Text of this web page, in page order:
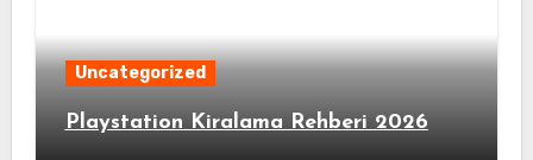
Uncategorized
Playstation Kiralama Rehberi 2026